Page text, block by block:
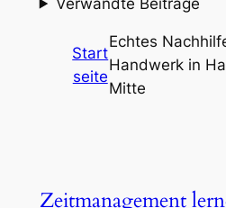
Start
seite
Echtes
Handwerk in
Mitte
Zeitmanagement